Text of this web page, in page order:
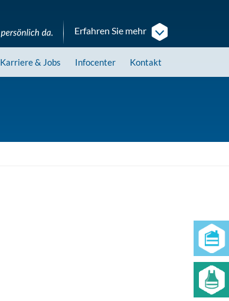
Erfahren Sie mehr
Karriere& Jobs Infocenter Kontakt